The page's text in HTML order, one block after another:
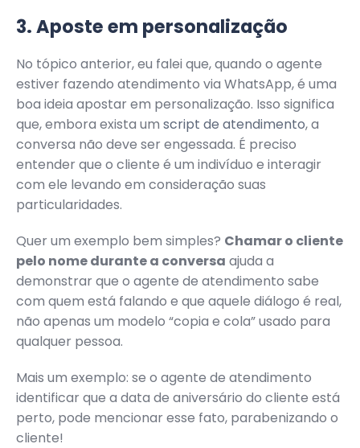
3. Aposte em personalização
No tópico anterior, eu falei que, quando o agente
estiver fazendo atendimento via WhatsApp, é uma
boa ideia apostar em personalização. Isso significa
que, embora exista um script de atendimento, a
conversa não deve ser engessada. É preciso
entender que o cliente é um indivíduo e interagir
com ele levando em consideração suas
particularidades.
Quer um exemplo bem simples? Chamar o cliente
pelo nome durante a conversa ajuda a
demonstrar que o agente de atendimento sabe
com quem está falando e que aquele diálogo é real,
não apenas um modelo “copia e cola” usado para
qualquer pessoa.
Mais um exemplo: se o agente de atendimento
identificar que a data de aniversário do cliente está
perto, pode mencionar esse fato, parabenizando o
cliente!